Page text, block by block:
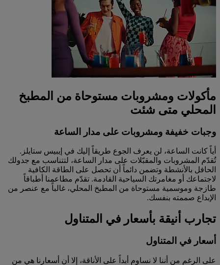
مأكولات ومشروبات مستوحاة من المطبخ
المحلي متى شئت
وجبات خفيفة ومشروبات على مدار الساعة
أياً كانت الساعة، لن يعرف الجوع طريقاً إليك في إيبيس ستايلز.
تُقدّم المشروبات والمقبّلات على مدار الساعة، لتتناسب مع جدولك
الحافل بالأنشطة وتضمن دائماً أن تحصل على الطاقة الكافية
لاجتماعك أو مغامرتك السياحية القادمة. تقدّم مطاعمنا أطباقاً
طازجة وموسمية مستوحاة من المطبخ المحلي، غالباً مع عنصر من
الإبداع صممته بنفسك.
تجارب أنيقة بأسعار في المتناول
أسعار في المتناول
على الرغم من أننا لا نساوم أبداً على الأناقة، إلا أن أسعارنا هي من